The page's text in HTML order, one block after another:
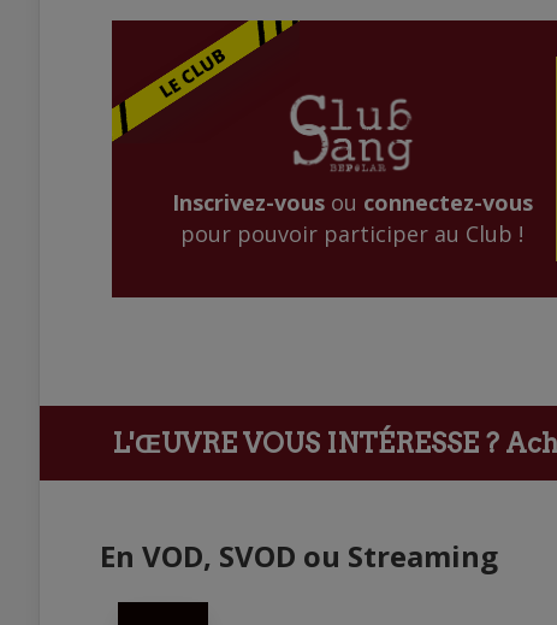
Inscrivez-vousou connectez-vous
pour pouvoir participer au Club !
L'ŒUVRE VOUS INTÉRESSE ?
En VOD, SVOD ou Streaming